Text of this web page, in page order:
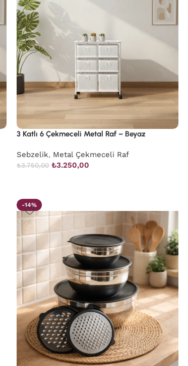
3 Katlı 6 Çekmeceli Metal Raf – Beyaz
Sebzelik, Metal Çekmeceli Raf
₺3.750,00 ₺3.250,00
-14%